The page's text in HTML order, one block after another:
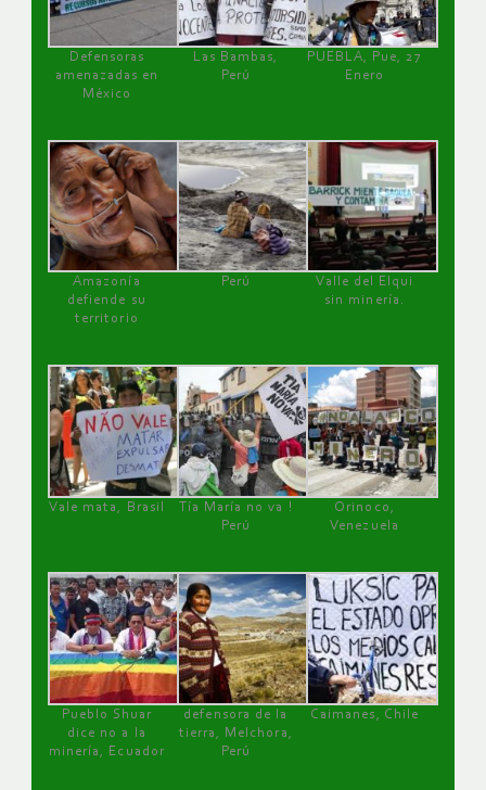
Defensoras
amenazadas en
México
Las Bambas,
Perú
PUEBLA, Pue, 27
Enero
Amazonía
defiende su
territorio
Perú
Valle del Elqui
sin minería.
Vale mata, Brasil
Tía María no va !
Perú
Orinoco,
Venezuela
Pueblo Shuar
dice no a la
minería, Ecuador
defensora de la
tierra, Melchora,
Perú
Caimanes, Chile